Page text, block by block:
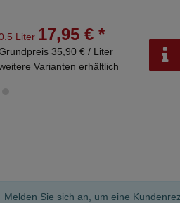
Liter 17,95 € *
35,90 € / Liter
Varianten erhältlich
Melden Sie sich an, um eine